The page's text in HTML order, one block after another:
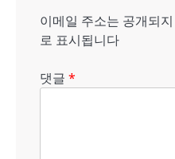
이메일 주소는 공개되
로 표시됩니다
댓글 *